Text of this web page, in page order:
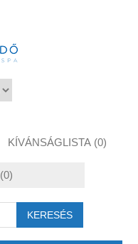
KÍVÁNSÁGLISTA (0)
(0)